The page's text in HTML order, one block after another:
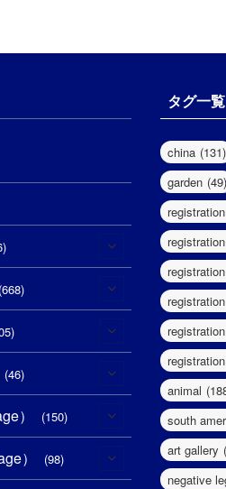
(6)
(3)
(668)
(46)
） (150)
） (98)
タグ一
china (131)
garden (49)
animal
south
art gallery
negative